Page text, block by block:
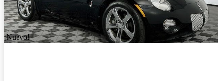
¡Nuevo!